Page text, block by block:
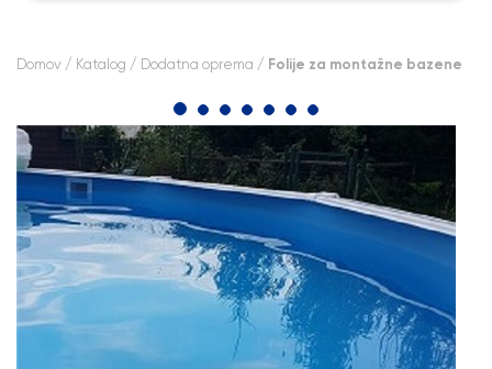
Domov / Katalog / Dodatna oprema / Folije za montažne bazene